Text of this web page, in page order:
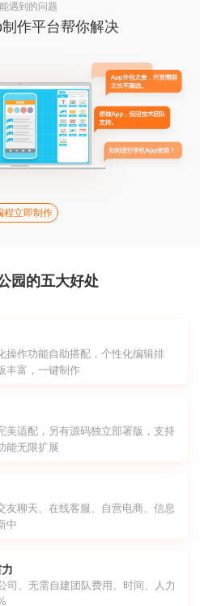
遇到的问题
作平台帮你解决
程立即制作
园的五大好处
操作功能自助搭配，个性化编辑排
丰富，一键制作
美适配，另有源码独立部署版，支持
能无限扩展
友聊天、在线客服、自营电商、信息
中
司、无需自建团队费用、时间、人力